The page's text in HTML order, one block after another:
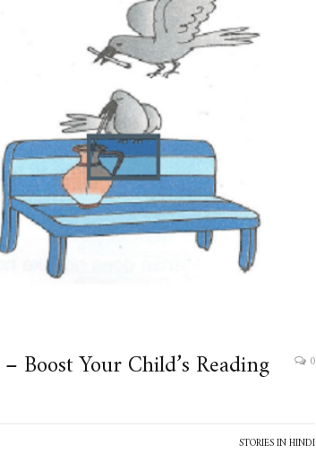
Boost Your Child’s Reading 0
STORIES IN HINDI